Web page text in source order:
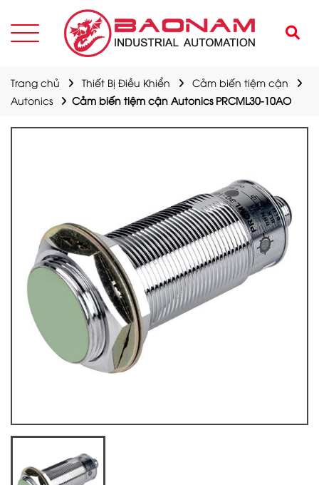
Trang chủ Thiết Bị Điều Khiển
Cảm biến tiệm cận
Autonics
Cảm biến tiệm cận Autonics PRCML30-10AO